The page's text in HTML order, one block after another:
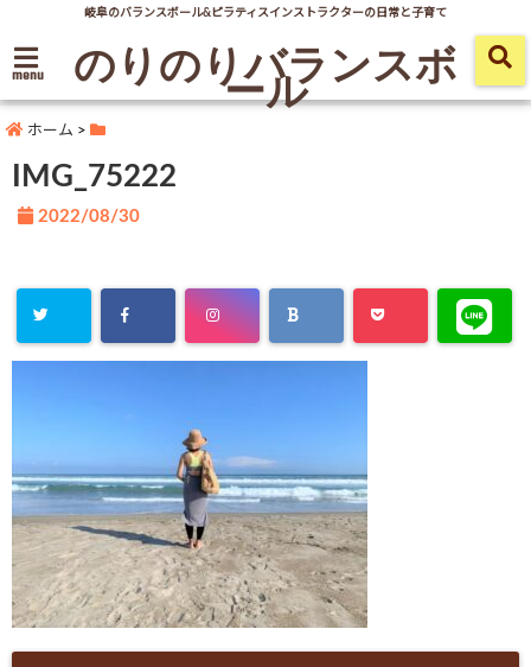
岐阜のバランスボール&ピラティスインストラクターの日常と子育て
menu のりのりバランスボ
ール
ホーム >
IMG_75222
2022/08/30